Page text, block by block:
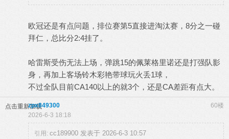
欧冠还是有点问题，排位赛第5直接进淘汰赛，8分之一碰
拜仁，总比分2:4挂了。
哈雷斯受伤无法上场，弹跳15的佩莱格里诺还是打强队影
身，再加上客场铃木彩艳带球玩火丢1球，
不过全队目前CA140以上的就3个，还是CA差距有点大。
点击重新加载 60楼
zpx849300
2026-6-3 18:18
引用: cc189900 发表于 2026-6-3 10:57